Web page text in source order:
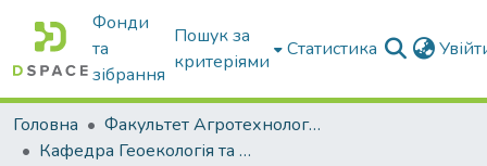
Фонди
та
зібрання
Пошук за
критеріями
Статистика
Головна
Факультет Агротехнологій та екології
Кафедра Геоекологія та землеустрій